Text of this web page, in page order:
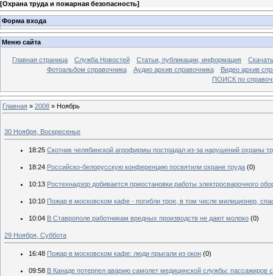
[Охрана труда и пожарная безопасность]
Форма входа
Меню сайта
Главная страница Служба Новостей Статьи, публикации, информация
Фотоальбом справочника
Аудио архив справочника
Видео архив
ПОИСК по
Главная » 2008 » Ноябрь
30 Ноября, Воскресенье
18:25 Скотник челябинской агрофирмы пострадал из-за нарушений охраны
18:24 Российско-белорусскую конференцию посвятили охране труда (0)
10:13 Ростехнадзор добивается приостановки работы электросварочного
10:10 Пожар в московском кафе - погибли трое, в том числе милиционер,
10:04 В Ставрополе работникам вредных производств не дают молоко (0)
29 Ноября, Суббота
16:48 Пожар в московском кафе: люди прыгали из окон (0)
09:58 В Канаде потерпел аварию самолет медицинской службы: пассажиров